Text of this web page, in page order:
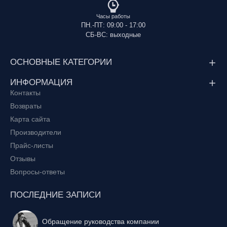
Часы работы
ПН.-ПТ: 09:00 - 17:00
СБ-ВС: выходные
ОСНОВНЫЕ КАТЕГОРИИ
ИНФОРМАЦИЯ
Контакты
Возвраты
Карта сайта
Производители
Прайс-листы
Отзывы
Вопросы-ответы
ПОСЛЕДНИЕ ЗАПИСИ
Обращение руководства компании